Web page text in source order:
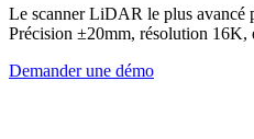
Le scanner LiDAR le plus avancé
Précision ±20mm, résolution 16K,
Demander une démo